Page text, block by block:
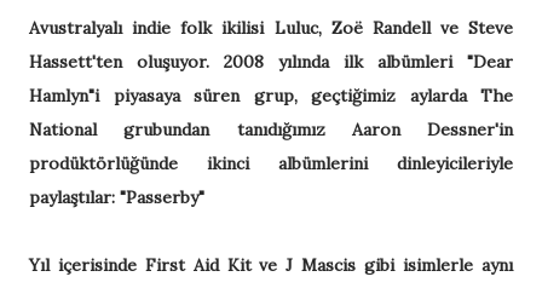
Avustralyalı indie folk ikilisi Luluc, Zoë Randell ve Steve
Hassett'ten oluşuyor. 2008 yılında ilk albümleri "Dear
Hamlyn"i piyasaya süren grup, geçtiğimiz aylarda The
National grubundan tanıdığımız Aaron Dessner'in
prodüktörlüğünde ikinci albümlerini dinleyicileriyle
paylaştılar: "Passerby"
Yıl içerisinde First Aid Kit ve J Mascis gibi isimlerle aynı